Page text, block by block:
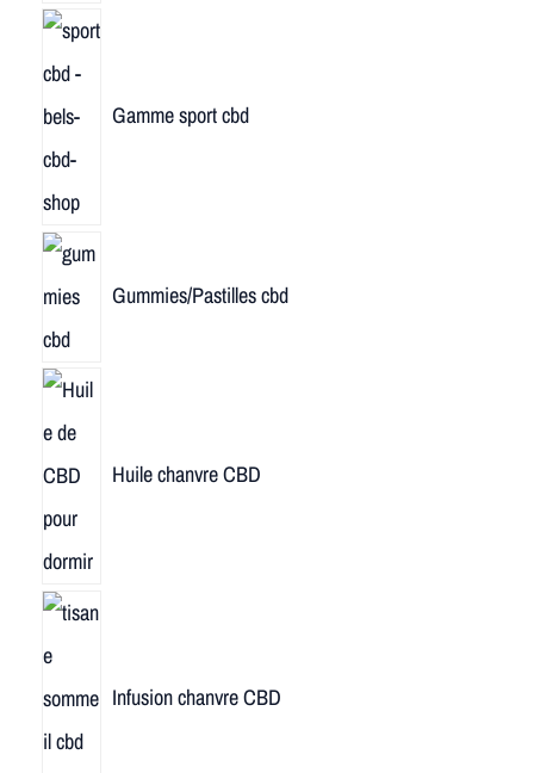
Gamme sport cbd
Gummies/Pastilles cbd
Huile chanvre CBD
Infusion chanvre CBD